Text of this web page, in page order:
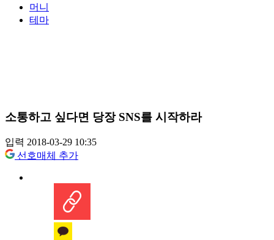
머니
테마
소통하고 싶다면 당장 SNS를 시작하라
입력 2018-03-29 10:35
선호매체 추가